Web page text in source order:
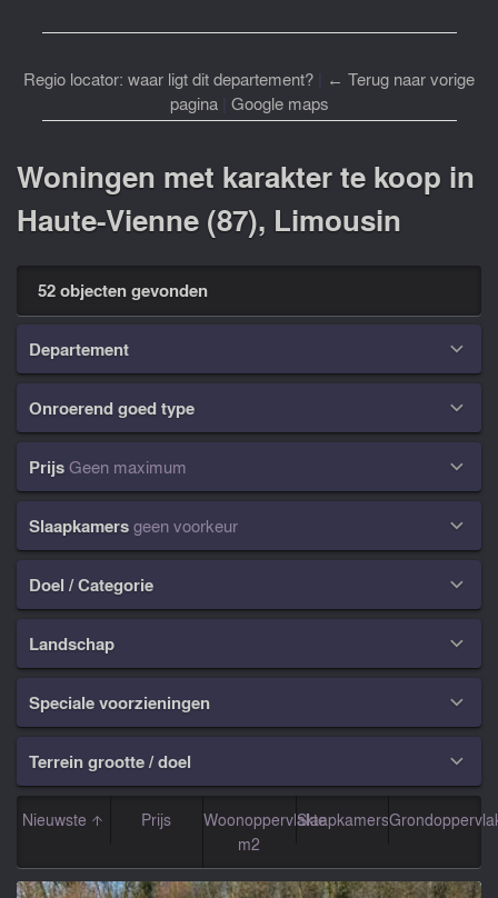
Regio locator: waar ligt dit departement?
← Terug naar vorige
pagina| Google maps
Woningen met karakter te koop in
Haute-Vienne (87), Limousin
52 objecten gevonden
Departement 
Onroerend goed type 
PrijsGeen maximum 
Slaapkamersgeen voorkeur 
Doel / Categorie 
Landschap 
Speciale voorzieningen 
Terrein grootte / doel 
Nieuwste Prijs
Woonoppervlakte
m2
Slaapkamers